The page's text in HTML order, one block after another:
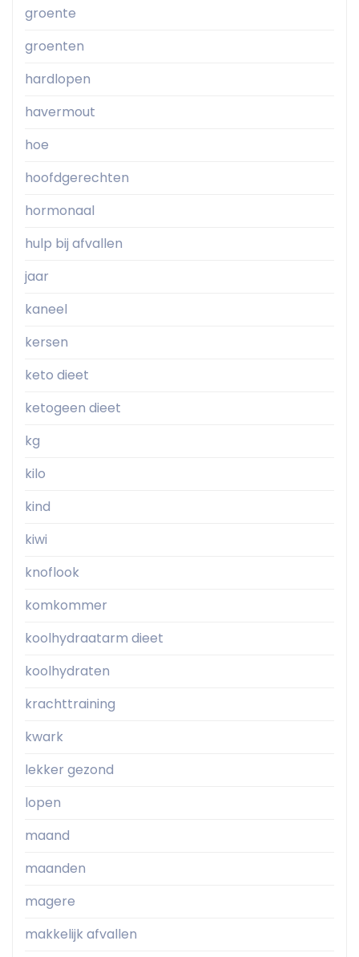
groente
groenten
hardlopen
havermout
hoe
hoofdgerechten
hormonaal
hulp bij afvallen
jaar
kaneel
kersen
keto dieet
ketogeen dieet
kg
kilo
kind
kiwi
knoflook
komkommer
koolhydraatarm dieet
koolhydraten
krachttraining
kwark
lekker gezond
lopen
maand
maanden
magere
makkelijk afvallen